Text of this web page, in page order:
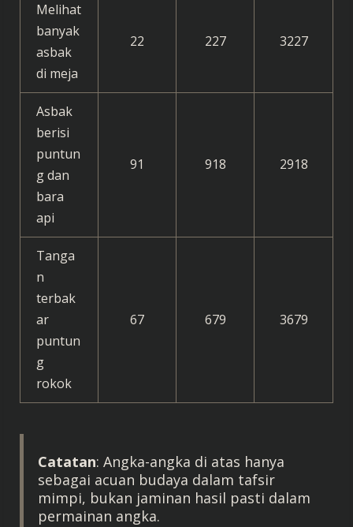
Melihat
banyak
asbak
di meja
22 227 3227
Asbak
berisi
puntun
g dan
bara
api
91 918 2918
Tanga
n
terbak
ar
puntun
g
rokok
67 679 3679
Catatan: Angka-angka di atas hanya
sebagai acuan budaya dalam tafsir
mimpi, bukan jaminan hasil pasti dalam
permainan angka.